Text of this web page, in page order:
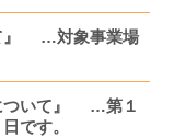
』 …対象事業場
ついて』 …第１
です。